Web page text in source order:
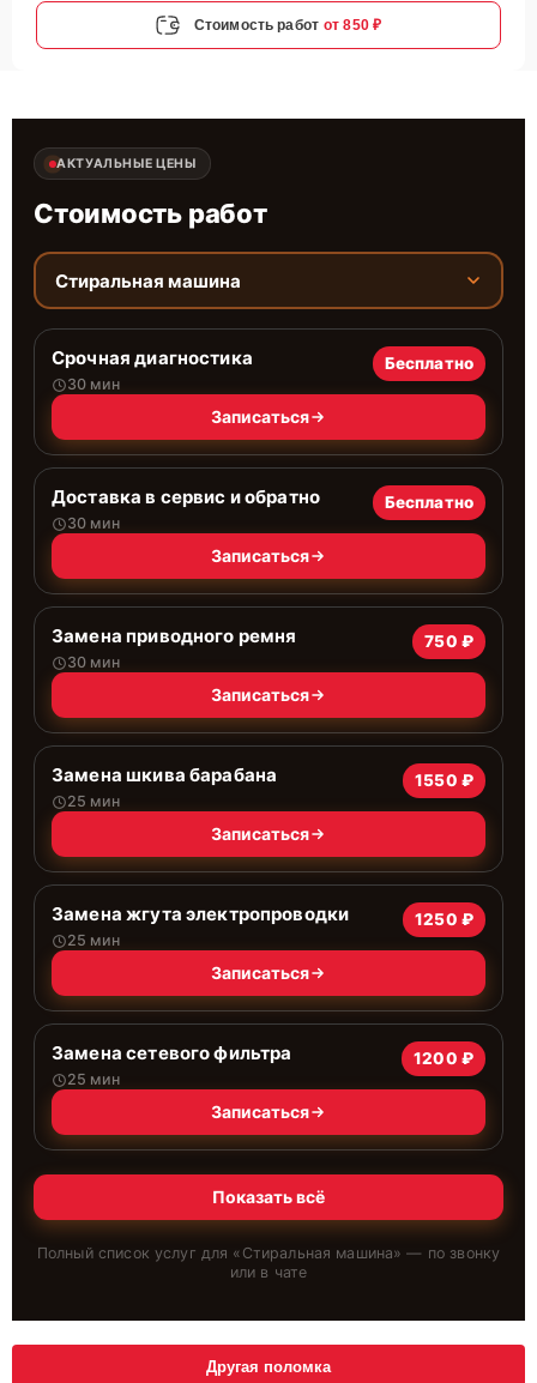
Стоимость работ от 850 ₽
АКТУАЛЬНЫЕ ЦЕНЫ
Стоимость работ
Стиральная машина
Срочная диагностика
30 мин
Бесплатно
Записаться
Доставка в сервис и обратно
30 мин
Бесплатно
Записаться
Замена приводного ремня
30 мин
750 ₽
Записаться
Замена шкива барабана
25 мин
1550 ₽
Записаться
Замена жгута электропроводки
25 мин
1250 ₽
Записаться
Замена сетевого фильтра
25 мин
1200 ₽
Записаться
Показать всё
Полный список услуг для « Стиральная машина» — по звонку
или в чате
Другая поломка